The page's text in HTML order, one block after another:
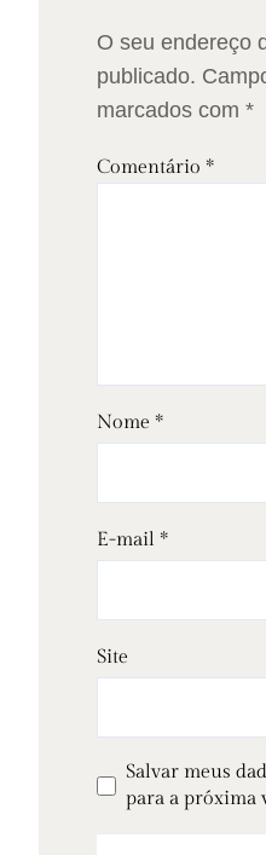
O seu endereço
publicado.
marcados com *
Comentário *
Nome *
E-mail *
Site
Salvar meus
para a próxima